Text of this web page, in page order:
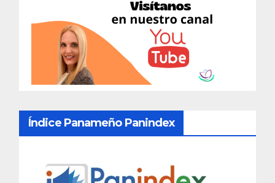
Índice Panameño Panindex